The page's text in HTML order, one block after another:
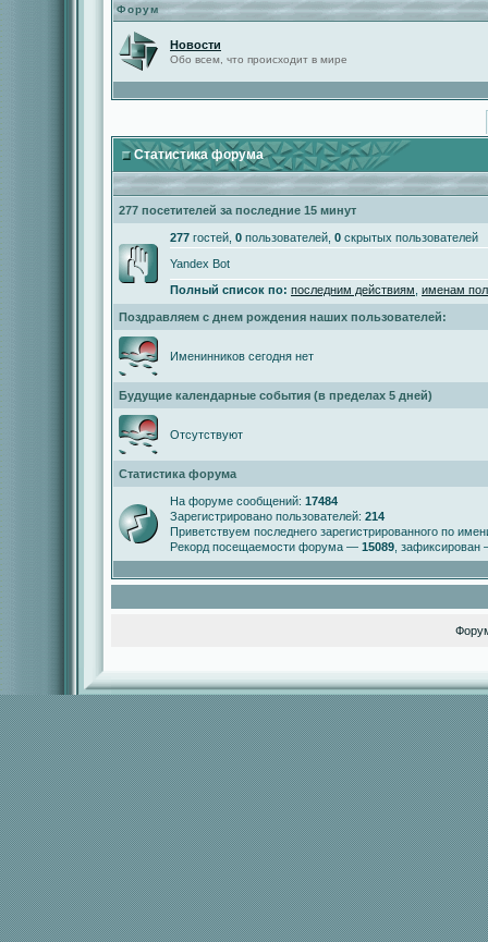
Форум
Новости
Обо всем, что происходит в мире
Статистика форума
277 посетителей за последние 15 минут
277 гостей, 0 пользователей, 0 скрытых пользователей
Yandex Bot
Полный список по: последним действиям именам
Поздравляем с днем рождения наших пользователей:
Именинников сегодня нет
Будущие календарные события (в пределах 5 дней)
Отсутствуют
Статистика форума
На форуме сообщений: 17484
Зарегистрировано пользователей: 214
Приветствуем последнего зарегистрированного по
Рекорд посещаемости форума — 15089 ,